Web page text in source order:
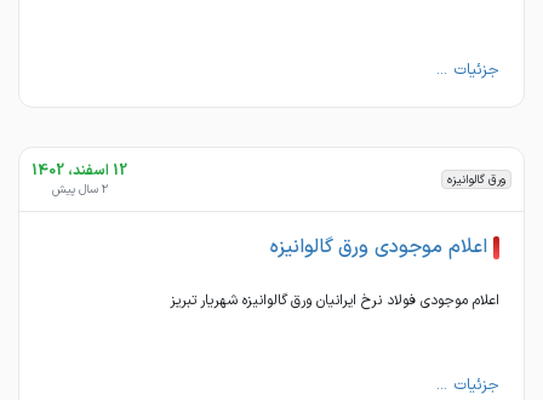
جزئیات ...
ورق گالوانیزه 12 اسفند، 1402
2 سال پیش
اعلام موجودی ورق گالوانیزه
اعلام موجودی فولاد نرخ ایرانیان ورق گالوانیزه شهریار تبریز
جزئیات ...